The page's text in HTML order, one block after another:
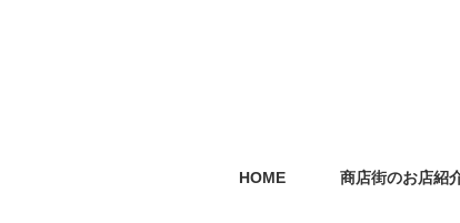
HOME 商店街のお店紹